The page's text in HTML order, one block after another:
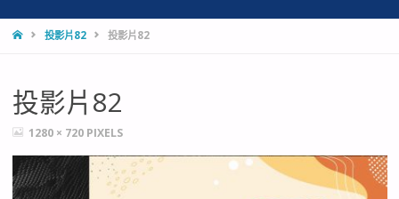
HOME投影片82 投影片82
投影片82
FULL1280 × 720 PIXELS